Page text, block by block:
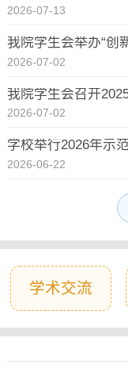
2026-07-13
我院学生会举办“创
2026-07-02
我院学生会召开
2026-07-02
学校举行2026年示
2026-06-22
学术交流